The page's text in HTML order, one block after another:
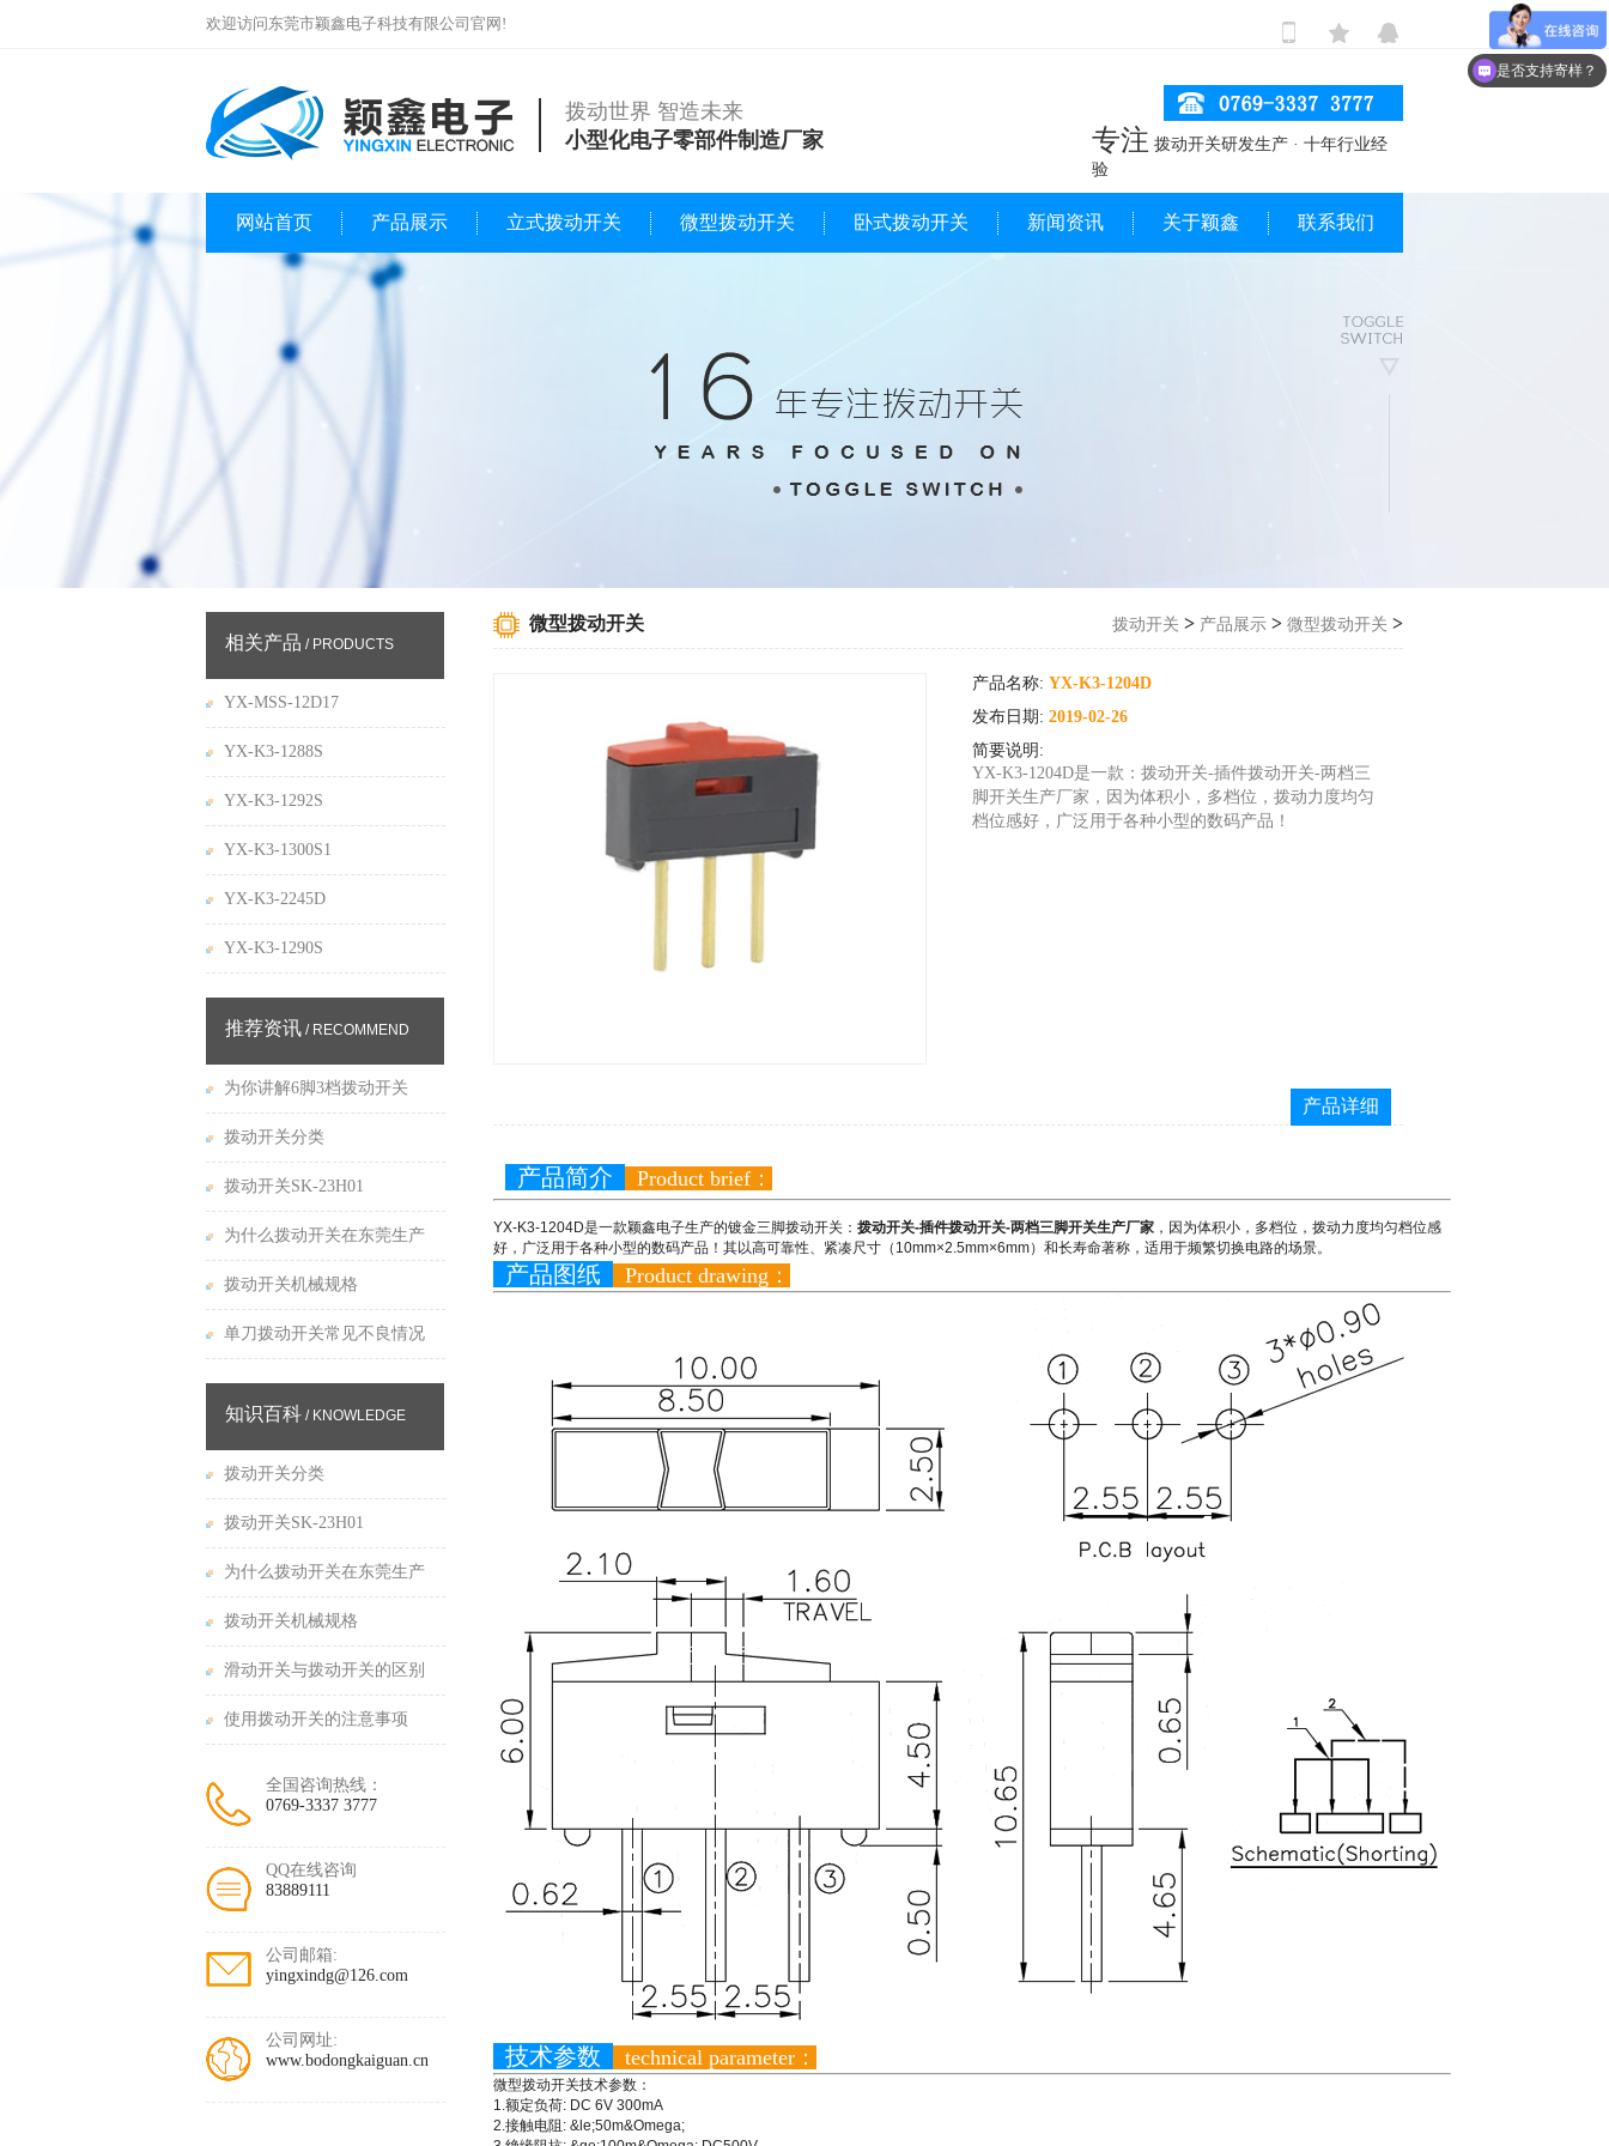
欢迎访问东莞市颖鑫电子科技有限公司官网!
拨动世界 智造未来
小型化电子零部件制造厂家
专注 拨动开关研发生产 · 十年行业经
验
网站首页 产品展示 立式拨动开关 微型拨动开关 卧式拨动开关 新闻资讯 关于颖鑫 联系我们
拨动开关 > 产品展示 > 微型拨动开关 >
微型拨动开关
产品名称: YX-K3-1204D
发布日期: 2019-02-26
简要说明:
YX-K3-1204D是一款：拨动开关-插件拨动开关-两档三
脚开关生产厂家，因为体积小，多档位，拨动力度均匀
档位感好，广泛用于各种小型的数码产品！
产品详细
产品简介 Product brief：
YX-K3-1204D是一款颖鑫电子生产的镀金三脚拨动开关： 拨动开关-插件拨动开关-两档三脚开关生产厂家 ，因为体积小，多档位，拨动力度均匀档位感
好，广泛用于各种小型的数码产品！其以高可靠性、紧凑尺寸（10mm×2.5mm×6mm）和长寿命著称，适用于频繁切换电路的场景。
产品图纸 Product drawing：
技术参数 technical parameter：
微型拨动开关技术参数：
1.额定负荷: DC 6V 300mA
2.接触电阻: &le;50m&Omega;
相关产品 / PRODUCTS
YX-MSS-12D17
YX-K3-1288S
YX-K3-1292S
YX-K3-1300S1
YX-K3-2245D
YX-K3-1290S
推荐资讯 / RECOMMEND
为你讲解6脚3档拨动开关
拨动开关分类
拨动开关SK-23H01
为什么拨动开关在东莞生产
拨动开关机械规格
单刀拨动开关常见不良情况
知识百科 / KNOWLEDGE
拨动开关分类
拨动开关SK-23H01
为什么拨动开关在东莞生产
拨动开关机械规格
滑动开关与拨动开关的区别
使用拨动开关的注意事项
全国咨询热线：
0769-3337 3777
QQ在线咨询
83889111
公司邮箱:
yingxindg@126.com
公司网址:
www.bodongkaiguan.cn
是否支持寄样？